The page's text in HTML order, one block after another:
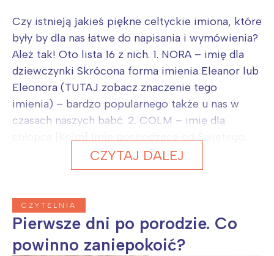
Czy istnieją jakieś piękne celtyckie imiona, które
były by dla nas łatwe do napisania i wymówienia?
Ależ tak! Oto lista 16 z nich. 1. NORA – imię dla
dziewczynki Skrócona forma imienia Eleanor lub
Eleonora (TUTAJ zobacz znaczenie tego
imienia) – bardzo popularnego także u nas w
czasach naszych babć. 2. COLM – imię dla
CZYTAJ DALEJ
CZYTELNIA
Pierwsze dni po porodzie. Co
powinno zaniepokoić?